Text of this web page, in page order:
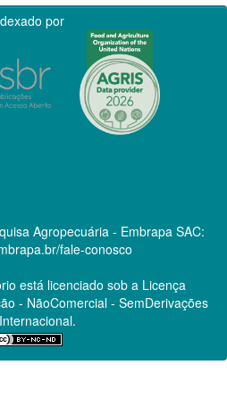
por
Agropecuária - Embrapa SAC:
fale-conosco
está licenciado sob a Licença
- NãoComercial - SemDerivações